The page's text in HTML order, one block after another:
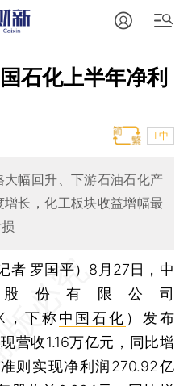
石化上半年净利
T中
幅回升、下游石油石化产
长，化工板块收益增幅最
者 罗国平） 8月27日，中
份有限公司
，下称中国石化 ）发布
营收1.16万亿元，同比增
则实现净利润270.92亿